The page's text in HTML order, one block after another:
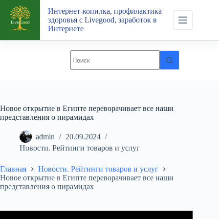
Перейти
сути
Интернет-копилка, профилактика
здоровья с Livegood, заработок в
Интернете
Новое открытие в Египте переворачивает все наши
представления о пирамидах
admin
20.09.2024
Новости. Рейтинги товаров и услуг
Главная
Новости. Рейтинги товаров и услуг
Новое открытие в Египте переворачивает все наши
представления о пирамидах